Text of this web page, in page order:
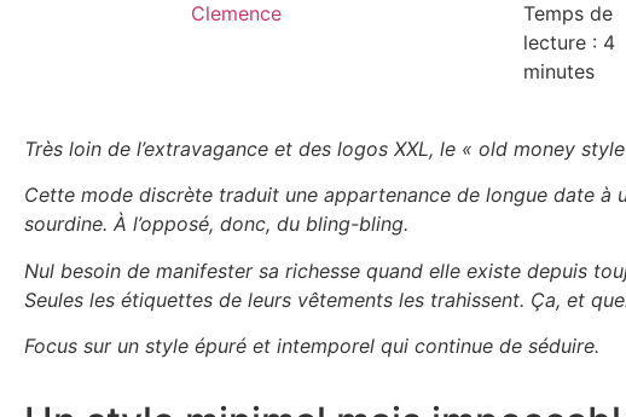
Clemence
Temps de
lecture : 4
minutes
Très loin de l’extravagance et des logos XXL, le « old money
Cette mode discrète traduit une appartenance de longue date à
sourdine. À l’opposé, donc, du bling-bling.
Nul besoin de manifester sa richesse quand elle existe depuis
Seules les étiquettes de leurs vêtements les trahissent. Ça, et
Focus sur un style épuré et intemporel qui continue de séduire.